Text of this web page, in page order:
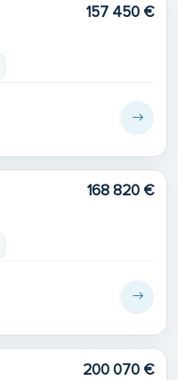
157 450 €
168 820 €
200 070 €